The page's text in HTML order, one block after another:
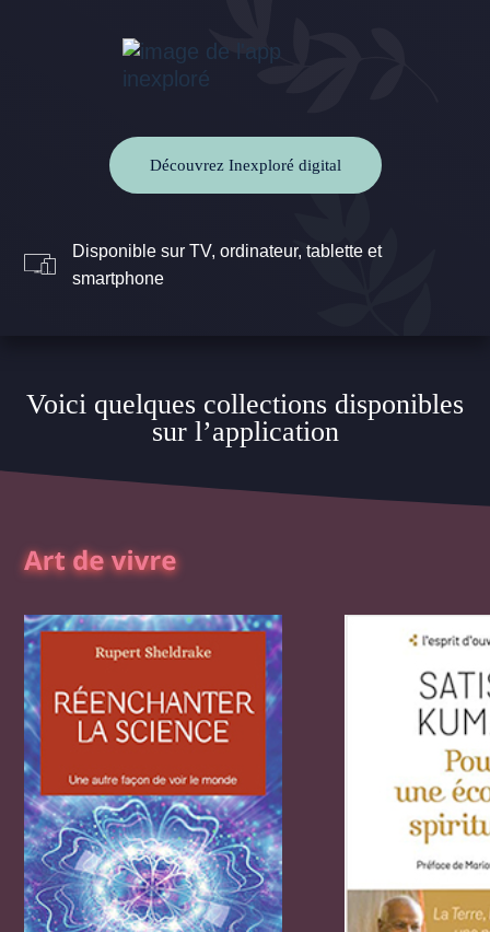
Découvrez Inexploré digital
Disponible sur TV, ordinateur, tablette et
smartphone
Voici quelques collections disponibles
sur l’application